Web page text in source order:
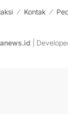
Kontak
|